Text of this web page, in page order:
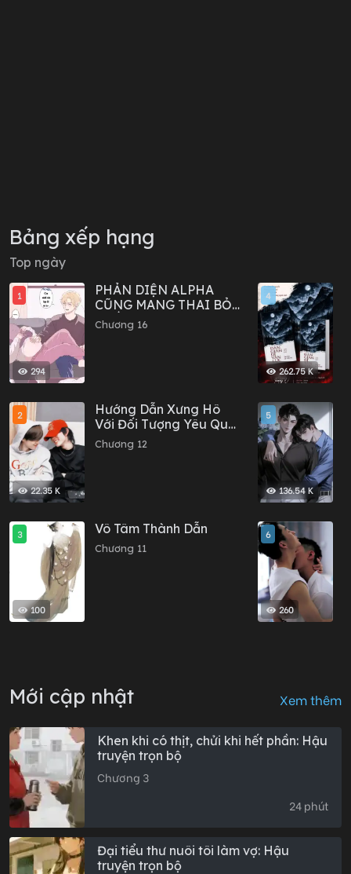
Bảng xếp hạng
Top ngày
294
1
PHẢN DIỆN ALPHA
CŨNG MANG THAI BỎ
TRỐN SAO?
Chương 16
22.35 K
2
Hướng Dẫn Xưng Hô
Với Đối Tượng Yêu Qua
Mạng
Chương 12
100
3 Vô Tâm Thành Dẫn
Chương 11
262.75 K
4
136.54 K
5
260
6
Mới cập nhật Xem thêm
Khen khi có thịt, chửi khi hết phần: Hậu
truyện trọn bộ
Chương 3
24 phút
Đại tiểu thư nuôi tôi làm vợ: Hậu
truyện trọn bộ